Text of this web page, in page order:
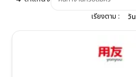
เรียงตาม : วั